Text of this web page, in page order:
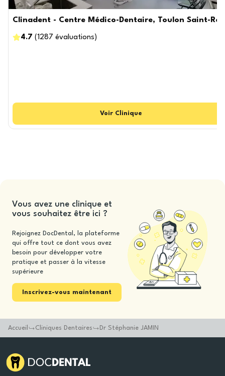
Clinadent - Centre Médico-Dentaire, Toulon Saint-
4.7 (1287 évaluations )
Voir Clinique
Vous avez une clinique et
vous souhaitez être ici ?
Rejoignez DocDental, la plateforme
qui offre tout ce dont vous avez
besoin pour développer votre
pratique et passer à la vitesse
supérieure
Inscrivez-vous maintenant
Accueil Cliniques Dentaires Dr Stéphanie JAMIN